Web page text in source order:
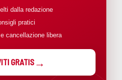
dalla redazione
pratici
cancellazione libera
GRATIS